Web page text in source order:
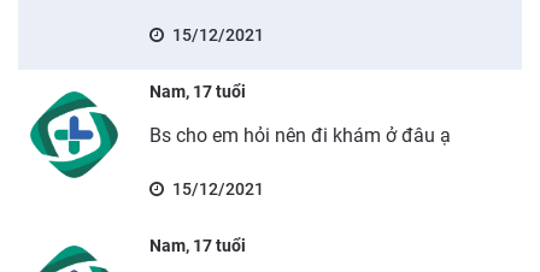
15/12/2021
Nam, 17 tuổi
Bs cho em hỏi nên đi khám ở đâu ạ
15/12/2021
Nam, 17 tuổi